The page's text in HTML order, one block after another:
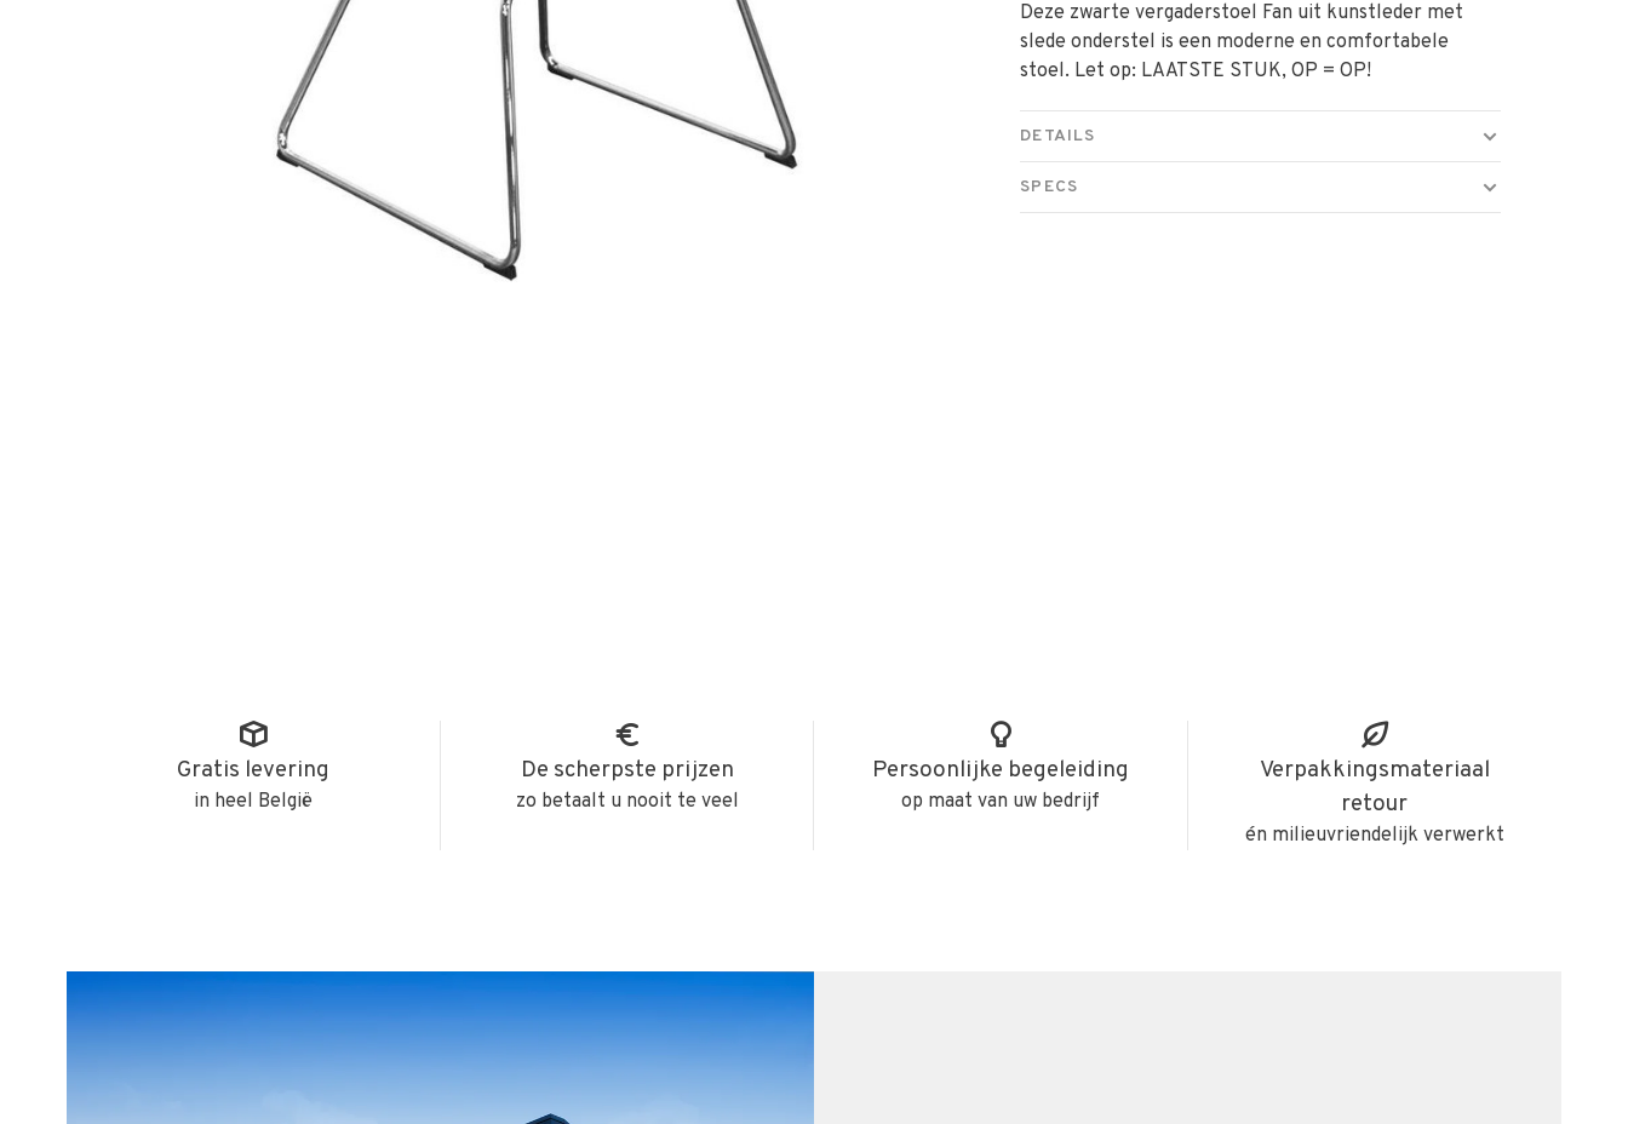
Deze zwarte vergaderstoel Fan uit kunstleder met
slede onderstel is een moderne en comfortabele
stoel. Let op: LAATSTE STUK, OP = OP!
DETAILS
SPECS
Gratis levering
in heel België
De scherpste prijzen
zo betaalt u nooit te veel
Persoonlijke begeleiding
op maat van uw bedrijf
Verpakkingsmateriaal
retour
én milieuvriendelijk verwerkt